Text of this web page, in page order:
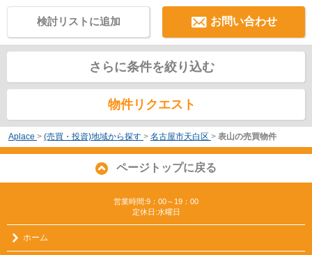
お問い合わせ
検討リストに追加
さらに条件を絞り込む
物件リクエスト
Aplace > (売買・投資)地域から探す > 名古屋市天白区 > 表山の売買物件
ページトップに戻る
営業時間:9：00～19：00
定休日:水曜日
ホーム